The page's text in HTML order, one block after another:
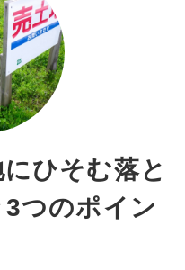
ひそむ落と
3つのポイン